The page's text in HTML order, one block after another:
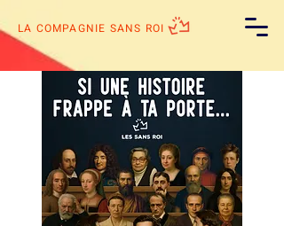
LA COMPAGNIE SANS ROI